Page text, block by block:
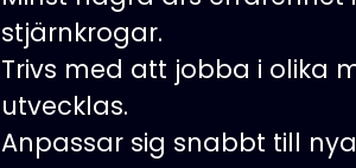
stjärnkrogar.
Trivs med att jobba i olika
utvecklas.
Anpassar sig snabbt till